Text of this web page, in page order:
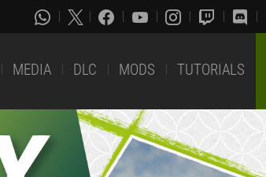
MEDIA DLC MODS TUTORIALS